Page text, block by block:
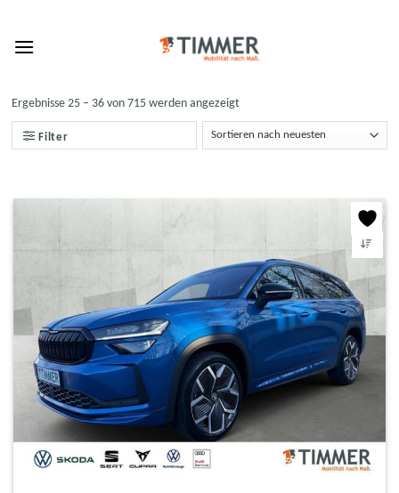
content
Filter
Ergebnisse 25 – 36 von 715 werden angezeigt